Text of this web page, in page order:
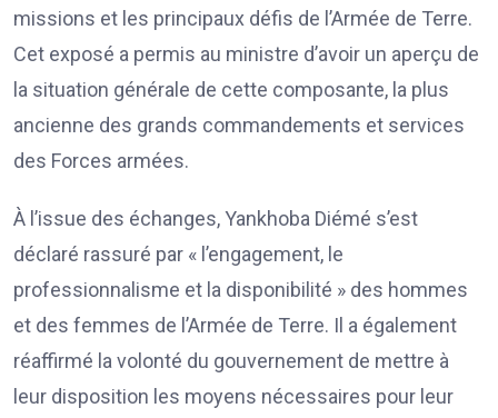
missions et les principaux défis de l’Armée de Terre.
Cet exposé a permis au ministre d’avoir un aperçu de
la situation générale de cette composante, la plus
ancienne des grands commandements et services
des Forces armées.
À l’issue des échanges, Yankhoba Diémé s’est
déclaré rassuré par « l’engagement, le
professionnalisme et la disponibilité » des hommes
et des femmes de l’Armée de Terre. Il a également
réaffirmé la volonté du gouvernement de mettre à
leur disposition les moyens nécessaires pour leur